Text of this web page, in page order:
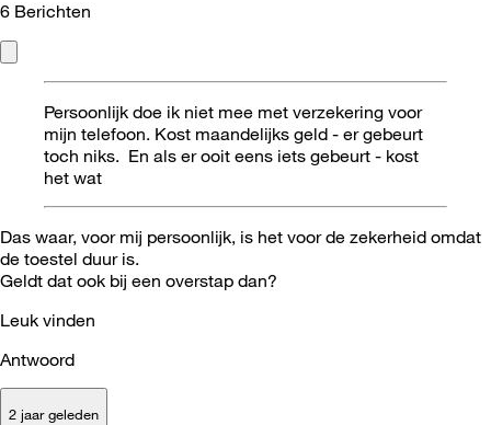
6 Berichten
Persoonlijk doe ik niet mee met verzekering voor
mijn telefoon. Kost maandelijks geld - er gebeurt
toch niks. En als er ooit eens iets gebeurt - kost
het wat
Das waar, voor mij persoonlijk, is het voor de zekerheid omdat
de toestel duur is.
Geldt dat ook bij een overstap dan?
Leuk vinden
Antwoord
2 jaar geleden